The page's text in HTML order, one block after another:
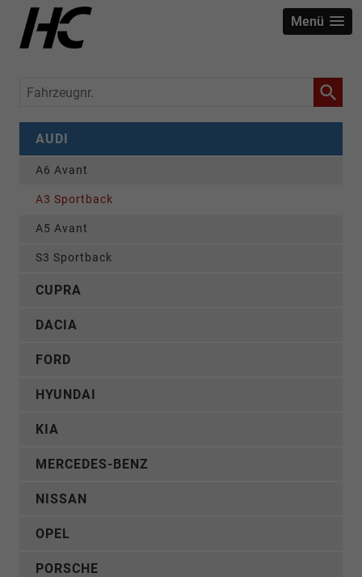
Menü
Fahrzeugnr.
AUDI
A6 Avant
A3 Sportback
A5 Avant
S3 Sportback
CUPRA
DACIA
FORD
HYUNDAI
KIA
MERCEDES-BENZ
NISSAN
OPEL
PORSCHE